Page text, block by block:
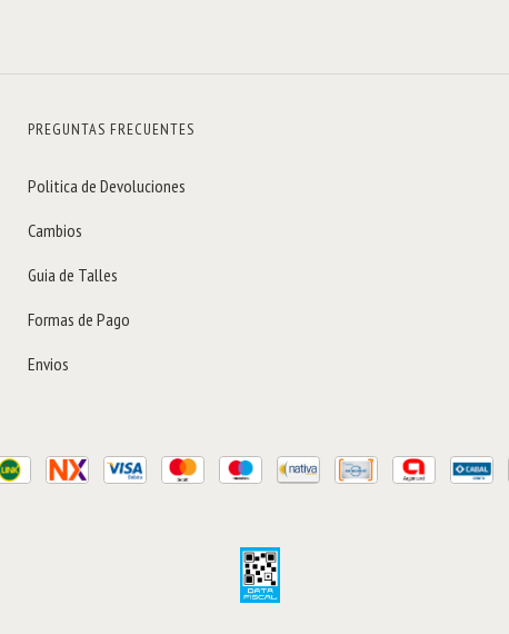
PREGUNTAS FRECUENTES
Politica de Devoluciones
Cambios
Guia de Talles
Formas de Pago
Envios